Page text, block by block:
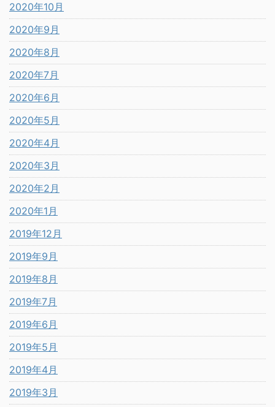
2020年10月
2020年9月
2020年8月
2020年7月
2020年6月
2020年5月
2020年4月
2020年3月
2020年2月
2020年1月
2019年12月
2019年9月
2019年8月
2019年7月
2019年6月
2019年5月
2019年4月
2019年3月